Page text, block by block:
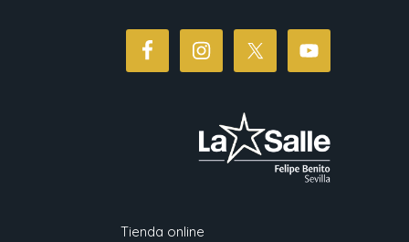
Tienda online